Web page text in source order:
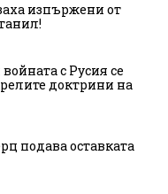
изпържени от
с Русия се
доктрини на
подава оставката